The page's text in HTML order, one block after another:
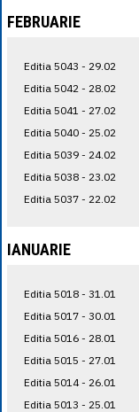
FEBRUARIE
Editia 5043 - 29.02
Editia 5042 - 28.02
Editia 5041 - 27.02
Editia 5040 - 25.02
Editia 5039 - 24.02
Editia 5038 - 23.02
Editia 5037 - 22.02
IANUARIE
Editia 5018 - 31.01
Editia 5017 - 30.01
Editia 5016 - 28.01
Editia 5015 - 27.01
Editia 5014 - 26.01
Editia 5013 - 25.01